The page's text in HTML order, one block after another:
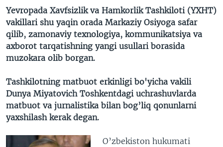
Yevropada Xavfsizlik va Hamkorlik Tashkiloti (YXHT)
vakillari shu yaqin orada Markaziy Osiyoga safar
qilib, zamonaviy texnologiya, kommunikatsiya va
axborot tarqatishning yangi usullari borasida
muzokara olib borgan.
Tashkilotning matbuot erkinligi bo'yicha vakili
Dunya Miyatovich Toshkentdagi uchrashuvlarda
matbuot va jurnalistika bilan bog’liq qonunlarni
yaxshilash kerak degan.
O’zbekiston hukumati